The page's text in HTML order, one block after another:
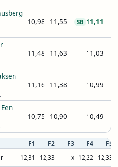
10,98 11,55 11,11
SB
11,48 11,63 11,03
11,16 11,38 10,99
10,75 10,90 10,49
F1 F2 F3 F4
F5
12,31 12,33 x 12,22 12,33